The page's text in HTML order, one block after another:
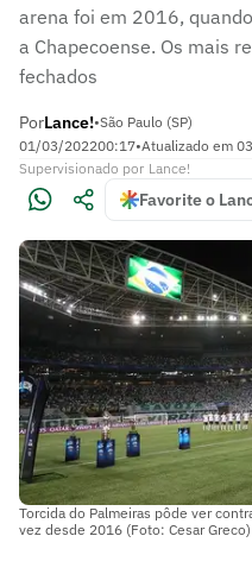
arena foi em 2016,
a Chapecoense. Os mais
fechados
PorLance!•São Paulo (SP)
01/03/202200:17•Atualizado em
Supervisionado por Lance!
Favorite o
Torcida do Palmeiras pôde ver
vez desde 2016 (Foto: Cesar Greco)